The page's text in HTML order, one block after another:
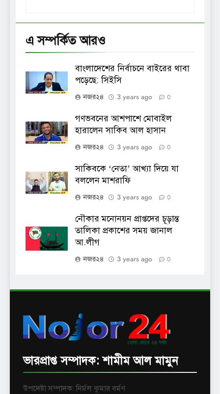
এ সম্পর্কিত আরও
বাংলাদেশের নির্বাচনে বাইরের থাবা
পড়েছে: সিইসি
নজর২৪ 3 years ago 0
গণভবনের আশপাশে মোবাইল
হারালেন সাকিব আল হাসান
নজর২৪ 3 years ago 0
সাকিবকে ‘নেতা’ আখ্যা দিয়ে যা
বললেন মাশরাফি
নজর২৪ 3 years ago 0
নৌকার মনোনয়ন প্রাপ্তদের চূড়ান্ত
তালিকা প্রকাশের সময় জানাল
আ.লীগ
নজর২৪ 3 years ago 0
ভারপ্রাপ্ত সম্পাদক: শামীম আল মামুন
উপদেষ্টা সম্পাদক: নির্মল কুমার বর্মণ